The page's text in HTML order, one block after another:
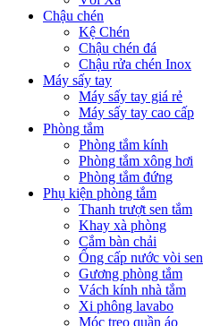
Chậu chén
Kệ Chén
Chậu chén đá
Chậu rửa chén Inox
Máy sấy tay
Máy sấy tay giá rẻ
Máy sấy tay cao cấp
Phòng tắm
Phòng tắm kính
Phòng tắm xông hơi
Phòng tắm đứng
Phụ kiện phòng tắm
Thanh trượt sen tắm
Khay xà phòng
Cắm bàn chải
Ống cấp nước vòi sen
Gương phòng tắm
Vách kính nhà tắm
Xi phông lavabo
Móc treo quần áo